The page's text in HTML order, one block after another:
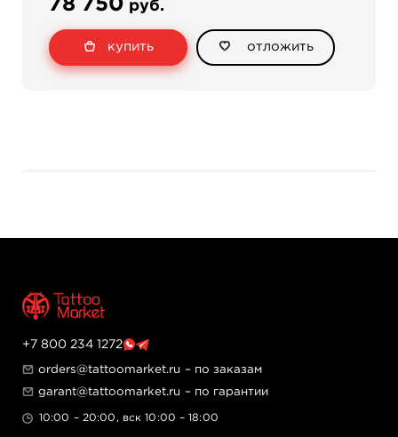
плавно и точно настраивать глубину погружения
иглы прямо во время процедуры — поворот против
часовой стрелки уменьшает вылет, по часовой
увеличивает. Эргономичный конический grip
Подключение: Mini DC
Режим работы: непрерывный
6061 T6, анодированный
Температура эксплуатации: +10…+35°C
Габариты и вес
Длина: 116 мм
78 750 руб.
купить отложить
+7 800 234 1272
orders@tattoomarket.ru – по заказам
garant@tattoomarket.ru – по гарантии
10:00 – 20:00, вск 10:00 – 18:00